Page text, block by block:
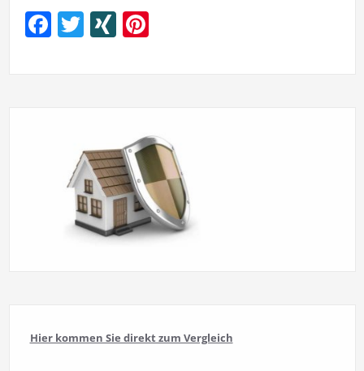
Facebook
Twitter
XINGPinterest
Hier kommen Sie direkt zum Vergleich